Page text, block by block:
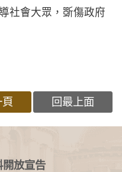
社會大眾，斲傷政府
頁 回最上面
開放宣告